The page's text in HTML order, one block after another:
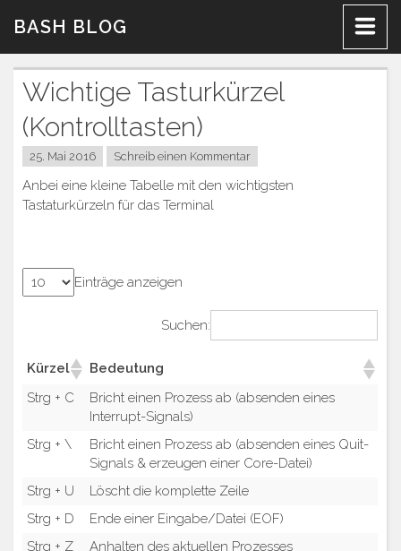
InhaltBASH BLOG
Wichtige Tasturkürzel
(Kontrolltasten)
25. Mai 2016 Schreib einen Kommentar
Anbei eine kleine Tabelle mit den wichtigsten
Tastaturkürzeln für das Terminal
Einträge anzeigen
Suchen:
Kürzel
Bedeutung
Strg + C
Bricht einen Prozess ab (absenden eines
Interrupt-Signals)
Strg + \
Bricht einen Prozess ab (absenden eines Quit-
Signals & erzeugen einer Core-Datei)
Strg + U
Löscht die komplette Zeile
Strg + D
Ende einer Eingabe/Datei (EOF)
Strg + Z
Anhalten des aktuellen Prozesses